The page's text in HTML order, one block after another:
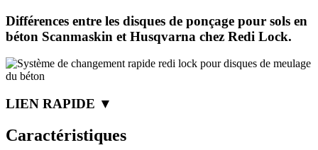
Différences entre les disques de ponçage pour sols en
béton Scanmaskin et Husqvarna chez Redi Lock.
LIEN RAPIDE ▼
Caractéristiques